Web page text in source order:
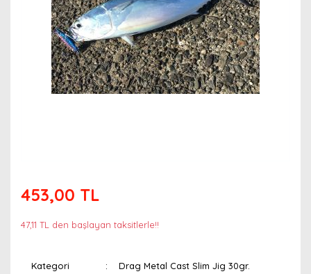
453,00 TL
47,11 TL den başlayan taksitlerle!!
Kategori Drag Metal Cast Slim Jig 30gr.